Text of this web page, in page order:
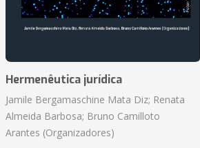
Hermenêutica jurídica
Jamile Bergamaschine Mata Diz; Renata
Almeida Barbosa; Bruno Camilloto
Arantes (Organizadores)